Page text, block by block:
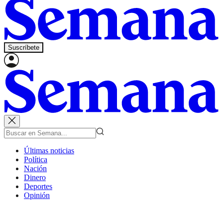
Suscríbete
Últimas noticias
Política
Nación
Dinero
Deportes
Opinión